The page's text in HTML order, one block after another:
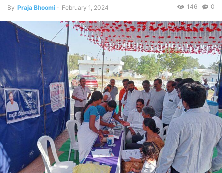
By Praja Bhoomi - February 1, 2024 0
146